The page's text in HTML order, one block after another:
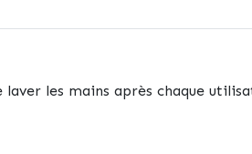
laver les mains après chaque